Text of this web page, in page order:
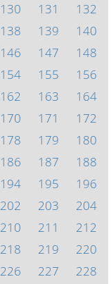
130 131
132
138 139
140
146 147
148
154 155
156
162 163
164
170 171
172
178 179
180
186 187
188
194 195
196
202 203
204
210 211
212
218 219
220
226 227
228